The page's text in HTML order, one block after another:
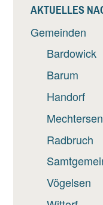
AKTUELLES
Gemeinden
Bardowick
Barum
Handorf
Mechtersen
Radbruch
Vögelsen